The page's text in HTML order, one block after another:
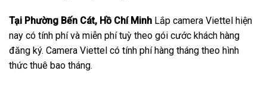
Tại Phường Bến Cát, Hồ Chí Minh Lắp camera Viettel hiện
nay có tính phí và miễn phí tuỳ theo gói cước khách hàng
đăng ký. Camera Viettel có tính phí hàng tháng theo hình
thức thuê bao tháng.